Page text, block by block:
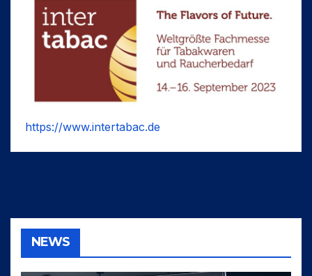
https://www.intertabac.de
NEWS